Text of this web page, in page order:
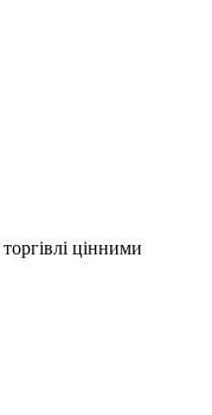
торгівлі цінними